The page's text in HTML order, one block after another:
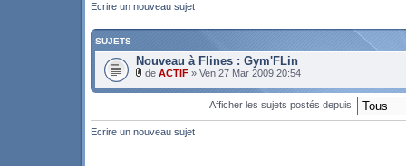
Ecrire un nouveau sujet
SUJETS
Nouveau à Flines : Gym'FLin
de ACTIF » Ven 27 Mar 2009 20:54
Afficher les sujets postés depuis:
Ecrire un nouveau sujet